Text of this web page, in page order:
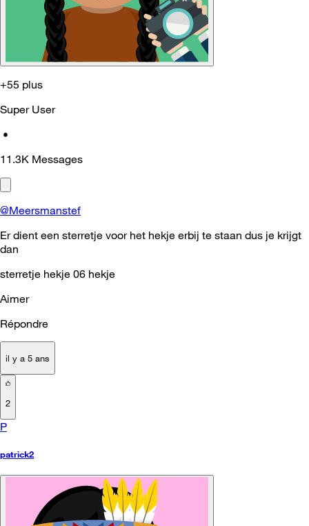
+55 plus
Super User
•
11.3K Messages
@Meersmanstef
Er dient een sterretje voor het hekje erbij te staan dus je krijgt
dan
sterretje hekje 06 hekje
Aimer
Répondre
il y a 5 ans
2
P
patrick2